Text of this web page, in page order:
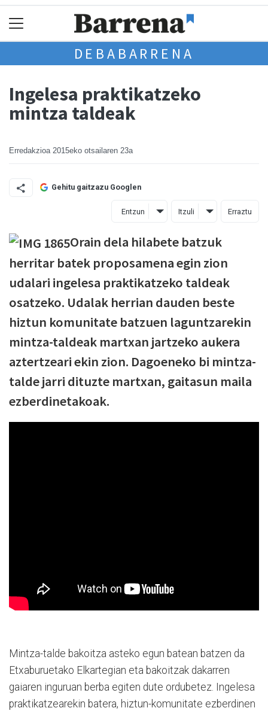
DEBABARRENA
Ingelesa praktikatzeko
mintza taldeak
Erredakzioa 2015eko otsailaren 23a
Gehitu gaitzazu Googlen
Entzun Itzuli Erraztu
Orain dela hilabete batzuk
herritar batek proposamena egin zion
udalari ingelesa praktikatzeko taldeak
osatzeko. Udalak herrian dauden beste
hiztun komunitate batzuen laguntzarekin
mintza-taldeak martxan jartzeko aukera
aztertzeari ekin zion. Dagoeneko bi mintza-
talde jarri dituzte martxan, gaitasun maila
ezberdinetakoak.
Mintza-talde bakoitza asteko egun batean batzen da
Etxaburuetako Elkartegian eta bakoitzak dakarren
gaiaren inguruan berba egiten dute ordubetez. Ingelesa
praktikatzearekin batera, hiztun-komunitate ezberdinen